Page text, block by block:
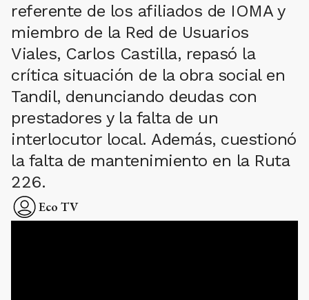
referente de los afiliados de IOMA y
miembro de la Red de Usuarios
Viales, Carlos Castilla, repasó la
crítica situación de la obra social en
Tandil, denunciando deudas con
prestadores y la falta de un
interlocutor local. Además, cuestionó
la falta de mantenimiento en la Ruta
226.
Eco TV